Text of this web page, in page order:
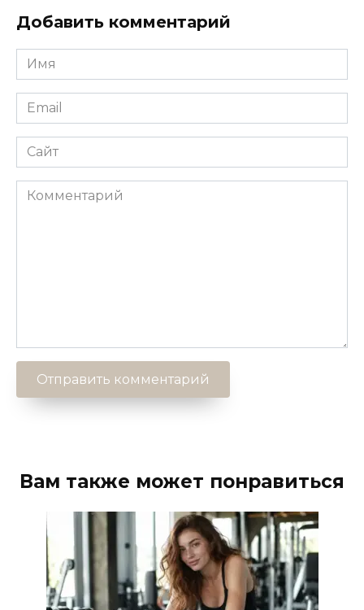
Добавить комментарий
Имя
*
Email
*
Сайт
Комментарий
Вам также может понравиться